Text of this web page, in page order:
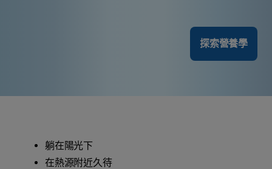
探索營養學
躺在陽光下
在熱源附近久待